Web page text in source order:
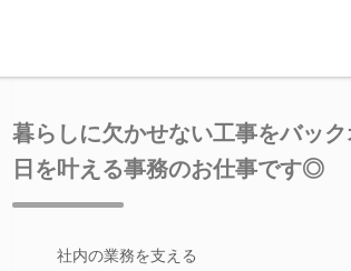
暮らしに欠かせない工事をバッ
日を叶える事務のお仕事です◎
社内の業務を支える